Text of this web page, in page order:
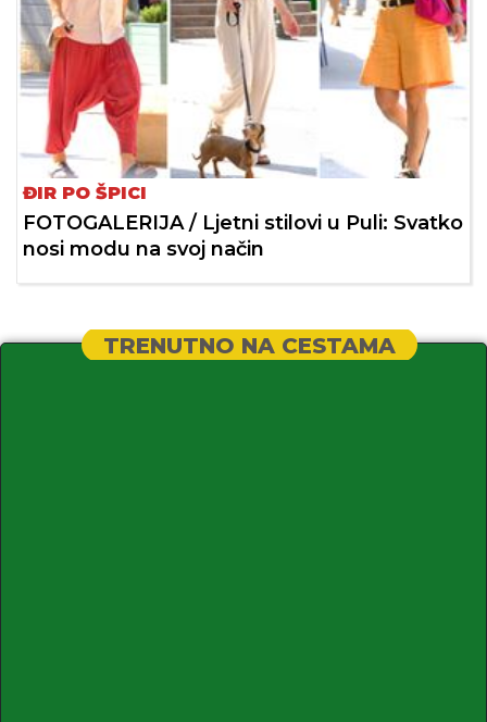
ĐIR PO ŠPICI
FOTOGALERIJA / Ljetni stilovi u Puli: Svatko
nosi modu na svoj način
TRENUTNO NA CESTAMA